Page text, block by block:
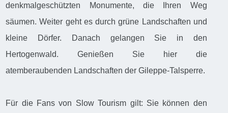
denkmalgeschützten Monumente, die Ihren Weg
säumen. Weiter geht es durch grüne Landschaften und
kleine Dörfer. Danach gelangen Sie in den
Hertogenwald. Genießen Sie hier die
atemberaubenden Landschaften der Gileppe-Talsperre.
Für die Fans von Slow Tourism gilt: Sie können den